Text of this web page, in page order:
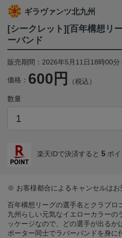
ギラヴァンツ北九州
[シークレット][百年構想リ
ーバンド
販売期間：2026年5月11日18時00
価格： 600円 （税込）
数量
楽天IDで決済すると 5 ポ
※ お客様都合によるキャンセルはお
百年構想リーグの選手名とクラブロ
九州らしい元気なイエローカラーの
ッケージなので、どの選手が出るか
ポーター同士でラバーバンドを身に